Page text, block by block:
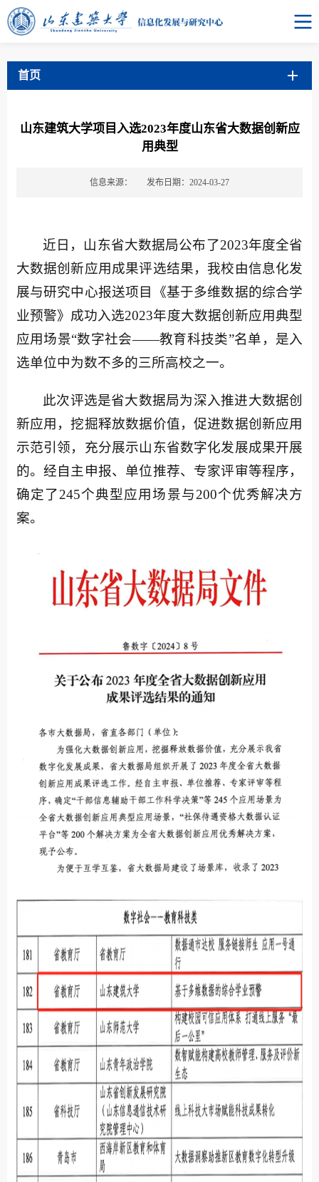
首页
山东建筑大学项目入选2023年度山东省大数据创新应
用典型
信息来源： 发布日期：2024-03-27
近日，山东省大数据局公布了2023年度全省
大数据创新应用成果评选结果，我校由信息化发
展与研究中心报送项目《基于多维数据的综合学
业预警》成功入选2023年度大数据创新应用典型
应用场景“数字社会——教育科技类”名单，是入
选单位中为数不多的三所高校之一。
此次评选是省大数据局为深入推进大数据创
新应用，挖掘释放数据价值，促进数据创新应用
示范引领，充分展示山东省数字化发展成果开展
的。经自主申报、单位推荐、专家评审等程序，
确定了245个典型应用场景与200个优秀解决方
案。